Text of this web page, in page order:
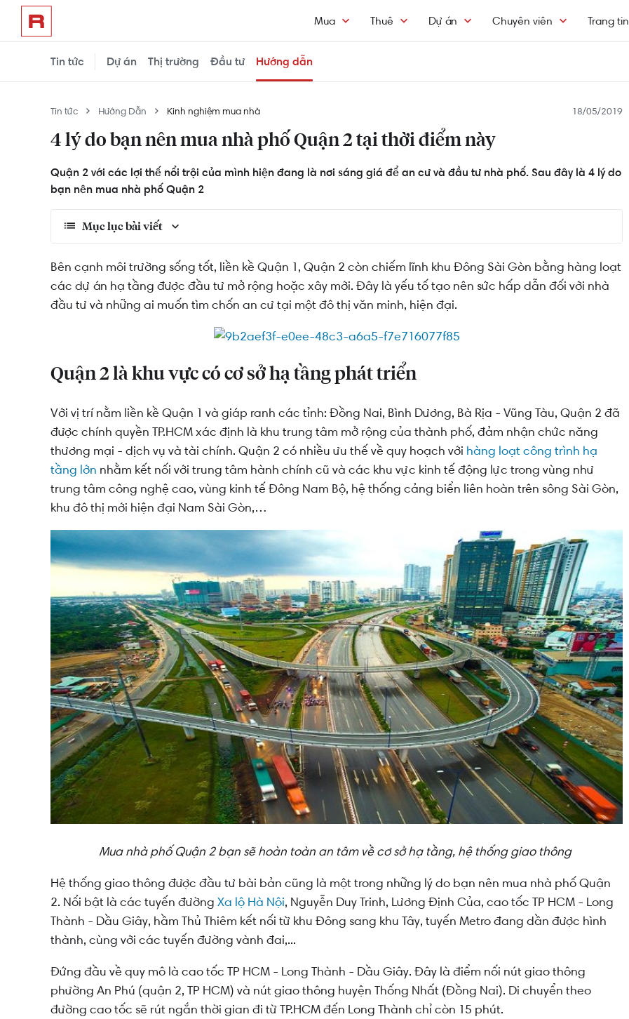
Mua Thuê Dự án Chuyên viên Trang tin
Tin tức Dự án Thị trường Đầu tư Hướng dẫn
Tin tức Hướng Dẫn Kinh nghiệm mua nhà
4 lý do bạn nên mua nhà phố Quận 2 tại thời điểm này
18/05/2019
Quận 2 với các lợi thế nổi trội của mình hiện đang là nơi sáng giá để an cư và đầu tư nhà phố. Sau đây là 4 lý do
bạn nên mua nhà phố Quận 2
Mục lục bài viết
Quận 2 là khu vực có cơ sở hạ tầng phát triển
Quận 2 là nơi "nhộn nhịp" về đầu tư cho thuê
Quận 2 là nơi lý tưởng để an cư
Mua nhà phố Quận 2 mang lại khoản tiền “nhàn rỗi” hấp dẫn
Bên cạnh môi trường sống tốt, liền kề Quận 1, Quận 2 còn chiếm lĩnh khu Đông Sài Gòn bằng hàng loạt
các dự án hạ tầng được đầu tư mở rộng hoặc xây mới. Đây là yếu tố tạo nên sức hấp dẫn đối với nhà
đầu tư và những ai muốn tìm chốn an cư tại một đô thị văn minh, hiện đại.
Quận 2 là khu vực có cơ sở hạ tầng phát triển
Với vị trí nằm liền kề Quận 1 và giáp ranh các tỉnh: Đồng Nai, Bình Dương, Bà Rịa - Vũng Tàu, Quận 2 đã
được chính quyền TP.HCM xác định là khu trung tâm mở rộng của thành phố, đảm nhận chức năng
thương mại - dịch vụ và tài chính. Quận 2 có nhiều ưu thế về quy hoạch với hàng loạt công trình hạ
tầng lớn nhằm kết nối với trung tâm hành chính cũ và các khu vực kinh tế động lực trong vùng như
trung tâm công nghệ cao, vùng kinh tế Đông Nam Bộ, hệ thống cảng biển liên hoàn trên sông Sài Gòn,
khu đô thị mới hiện đại Nam Sài Gòn,…
Mua nhà phố Quận 2 bạn sẽ hoàn toàn an tâm về cơ sở hạ tầng, hệ thống giao thông
Hệ thống giao thông được đầu tư bài bản cũng là một trong những lý do bạn nên mua nhà phố Quận
2. Nổi bật là các tuyến đường Xa lộ Hà Nội, Nguyễn Duy Trinh, Lương Định Của, cao tốc TP HCM - Long
Thành - Dầu Giây, hầm Thủ Thiêm kết nối từ khu Đông sang khu Tây, tuyến Metro đang dần được hình
thành, cùng với các tuyến đường vành đai,...
Đứng đầu về quy mô là cao tốc TP HCM - Long Thành - Dầu Giây. Đây là điểm nối nút giao thông
phường An Phú (quận 2, TP HCM) và nút giao thông huyện Thống Nhất (Đồng Nai). Di chuyển theo
đường cao tốc sẽ rút ngắn thời gian đi từ TP.HCM đến Long Thành chỉ còn 15 phút.